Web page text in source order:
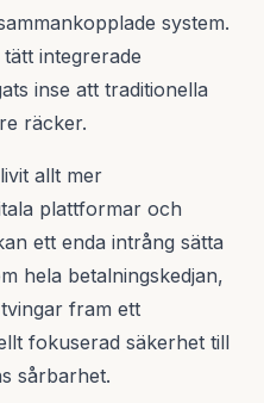
system.
integrerade
inse att traditionella
räcker.
allt mer
plattformar och
ett enda intrång sätta
hela betalningskedjan,
fram ett
fokuserad säkerhet till
sårbarhet.